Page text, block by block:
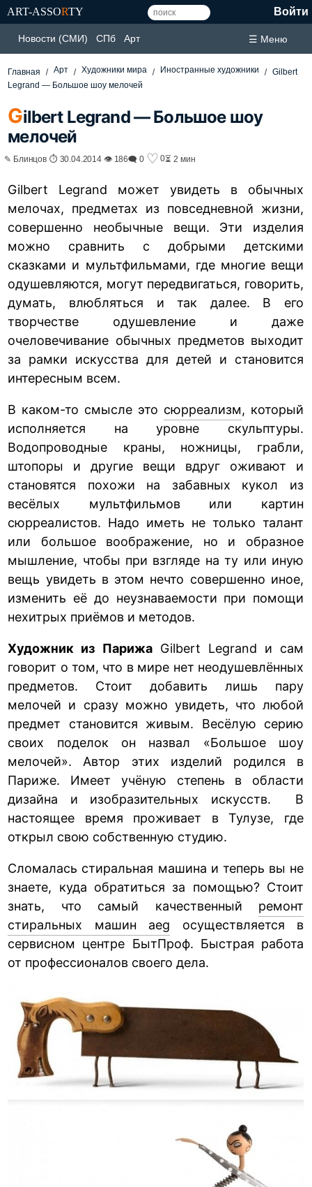
ART-ASSORTY Войти
Новости (СМИ) СПб Арт ☰ Меню
Главная Арт Художники мира Иностранные художники
Gilbert
Legrand — Большое шоу мелочей
Gilbert Legrand — Большое шоу
мелочей
✎ Блинцов ⏱ 30.04.2014 👁 186🗨 0 ♡ 0⏳ 2 мин
Gilbert Legrand может увидеть в обычных
мелочах, предметах из повседневной жизни,
совершенно необычные вещи. Эти изделия
можно сравнить с добрыми детскими
сказками и мультфильмами, где многие вещи
одушевляются, могут передвигаться, говорить,
думать, влюбляться и так далее. В его
творчестве одушевление и даже
очеловечивание обычных предметов выходит
за рамки искусства для детей и становится
интересным всем.
В каком-то смысле это сюрреализм, который
исполняется на уровне скульптуры.
Водопроводные краны, ножницы, грабли,
штопоры и другие вещи вдруг оживают и
становятся похожи на забавных кукол из
весёлых мультфильмов или картин
сюрреалистов. Надо иметь не только талант
или большое воображение, но и образное
мышление, чтобы при взгляде на ту или иную
вещь увидеть в этом нечто совершенно иное,
изменить её до неузнаваемости при помощи
нехитрых приёмов и методов.
Художник из ПарижаGilbert Legrand и сам
говорит о том, что в мире нет неодушевлённых
предметов. Стоит добавить лишь пару
мелочей и сразу можно увидеть, что любой
предмет становится живым. Весёлую серию
своих поделок он назвал «Большое шоу
мелочей». Автор этих изделий родился в
Париже. Имеет учёную степень в области
дизайна и изобразительных искусств. В
настоящее время проживает в Тулузе, где
открыл свою собственную студию.
Сломалась стиральная машина и теперь вы не
знаете, куда обратиться за помощью? Стоит
знать, что самый качественный ремонт
стиральных машин aeg осуществляется в
сервисном центре БытПроф. Быстрая работа
от профессионалов своего дела.